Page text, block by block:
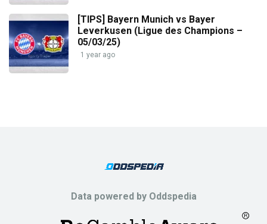
[TIPS] Bayern Munich vs Bayer
Leverkusen (Ligue des Champions –
05/03/25)
1 year ago
Data powered by Oddspedia